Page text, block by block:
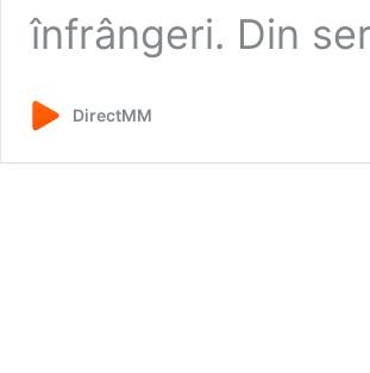
înfrângeri. Din
DirectMM